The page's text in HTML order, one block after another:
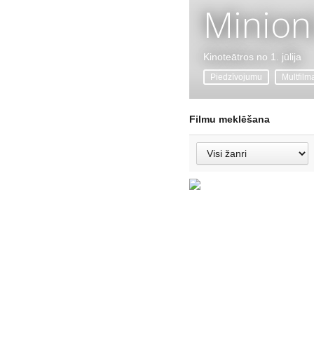
Kinoteātros no 1. jūlija
Piedzīvojumu
Filmu meklēšana